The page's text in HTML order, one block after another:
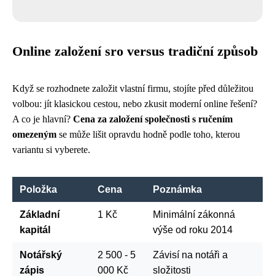
Online založení sro versus tradiční způsob
Když se rozhodnete založit vlastní firmu, stojíte před důležitou
volbou: jít klasickou cestou, nebo zkusit moderní online řešení?
A co je hlavní? Cena za založení společnosti s ručením
omezeným se může lišit opravdu hodně podle toho, kterou
variantu si vyberete.
Položka Cena Poznámka
Základní
kapitál
1 Kč
Minimální zákonná
výše od roku 2014
Notářský
zápis
2 500 - 5
000 Kč
Závisí na notáři a
složitosti